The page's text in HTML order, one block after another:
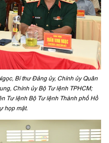
Bí thư Đảng ủy, Chính ủy Quân
Chính ủy Bộ Tư lệnh TPHCM;
Tư lệnh Bộ Tư lệnh Thành phố Hồ
họp mặt.